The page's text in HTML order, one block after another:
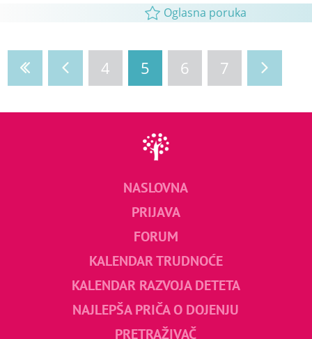
Oglasna poruka
4 5 6 7
NASLOVNA
PRIJAVA
FORUM
KALENDAR TRUDNOĆE
KALENDAR RAZVOJA DETETA
NAJLEPŠA PRIČA O DOJENJU
PRETRAŽIVAČ